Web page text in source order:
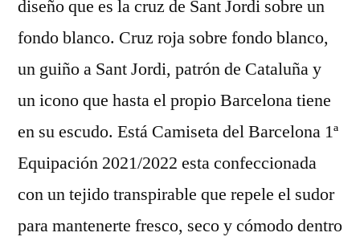
diseño que es la cruz de Sant Jordi sobre un
fondo blanco. Cruz roja sobre fondo blanco,
un guiño a Sant Jordi, patrón de Cataluña y
un icono que hasta el propio Barcelona tiene
en su escudo. Está Camiseta del Barcelona 1ª
Equipación 2021/2022 esta confeccionada
con un tejido transpirable que repele el sudor
para mantenerte fresco, seco y cómodo dentro